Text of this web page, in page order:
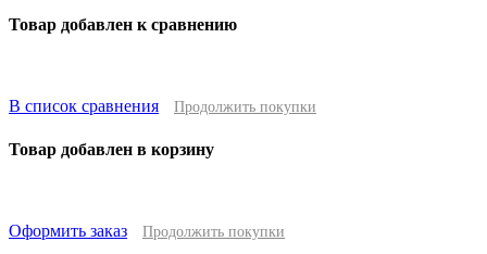
Товар добавлен к сравнению
В список сравнения Продолжить покупки
Товар добавлен в корзину
Оформить заказ Продолжить покупки